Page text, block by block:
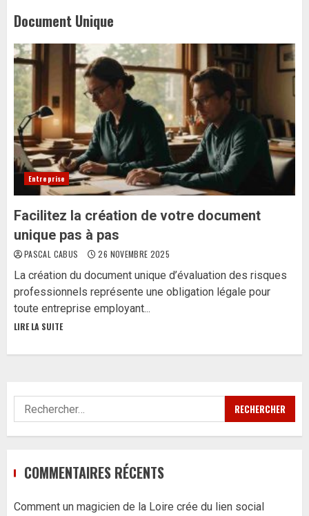
Document Unique
Entreprise
Facilitez la création de votre document
unique pas à pas
PASCAL CABUS 26 NOVEMBRE 2025
La création du document unique d’évaluation des risques
professionnels représente une obligation légale pour
toute entreprise employant...
LIRE LA SUITE
Rechercher :
COMMENTAIRES RÉCENTS
Comment un magicien de la Loire crée du lien social